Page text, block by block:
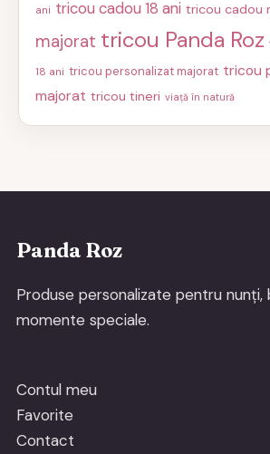
ani tricou cadou 18 ani tricou cadou
majorat tricou Panda Roz
18 ani tricou personalizat majorat tricou
majorat tricou tineri viață în natură
Panda Roz
Produse personalizate pentru nunți,
momente speciale.
Contul meu
Favorite
Contact